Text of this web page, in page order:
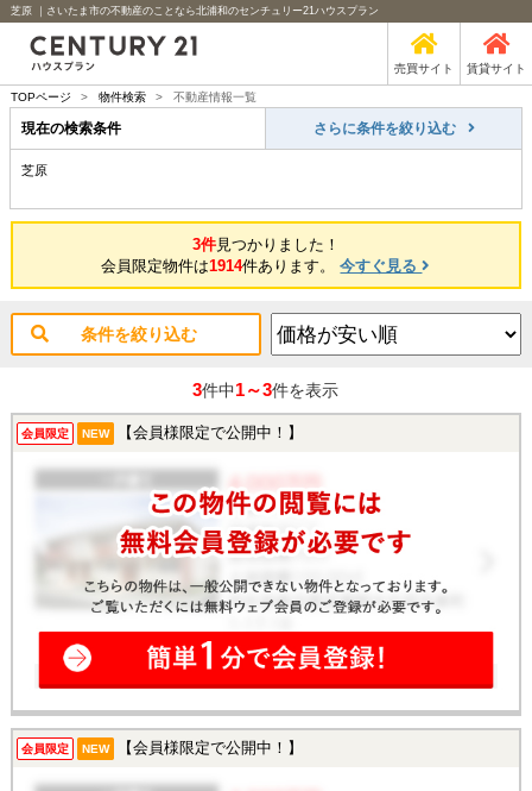
芝原 ｜さいたま市の不動産のことなら北浦和のセンチュリー21ハウスプラン
売買サイト 賃貸サイト
TOPページ > 物件検索 > 不動産情報一覧
現在の検索条件 さらに条件を絞り込む
芝原
3件見つかりました！
会員限定物件は1914件あります。今すぐ見る
条件を絞り込む
3件中1～3件を表示
会員限定 NEW 【会員様限定で公開中！】
会員限定 NEW 【会員様限定で公開中！】